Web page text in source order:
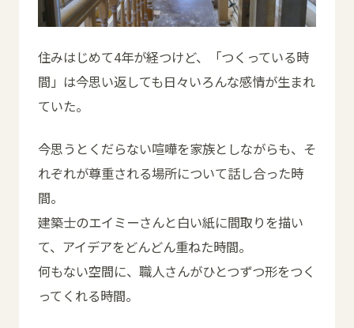
住みはじめて4年が経つけど、「つくっている時
間」は今思い返しても日々いろんな感情が生まれ
ていた。
今思うとくだらない喧嘩を家族としながらも、そ
れぞれが尊重される場所について話し合った時
間。
建築士のエイミーさんと白い紙に間取りを描い
て、アイデアをどんどん重ねた時間。
何もない空間に、職人さんがひとつずつ形をつく
ってくれる時間。